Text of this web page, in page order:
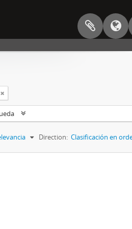
Direction: Clasificación en